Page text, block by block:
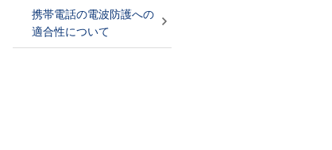
携帯電話の電波防護への
適合性について